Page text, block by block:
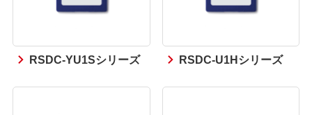
RSDC-YU1Sシリーズ RSDC-U1Hシリーズ